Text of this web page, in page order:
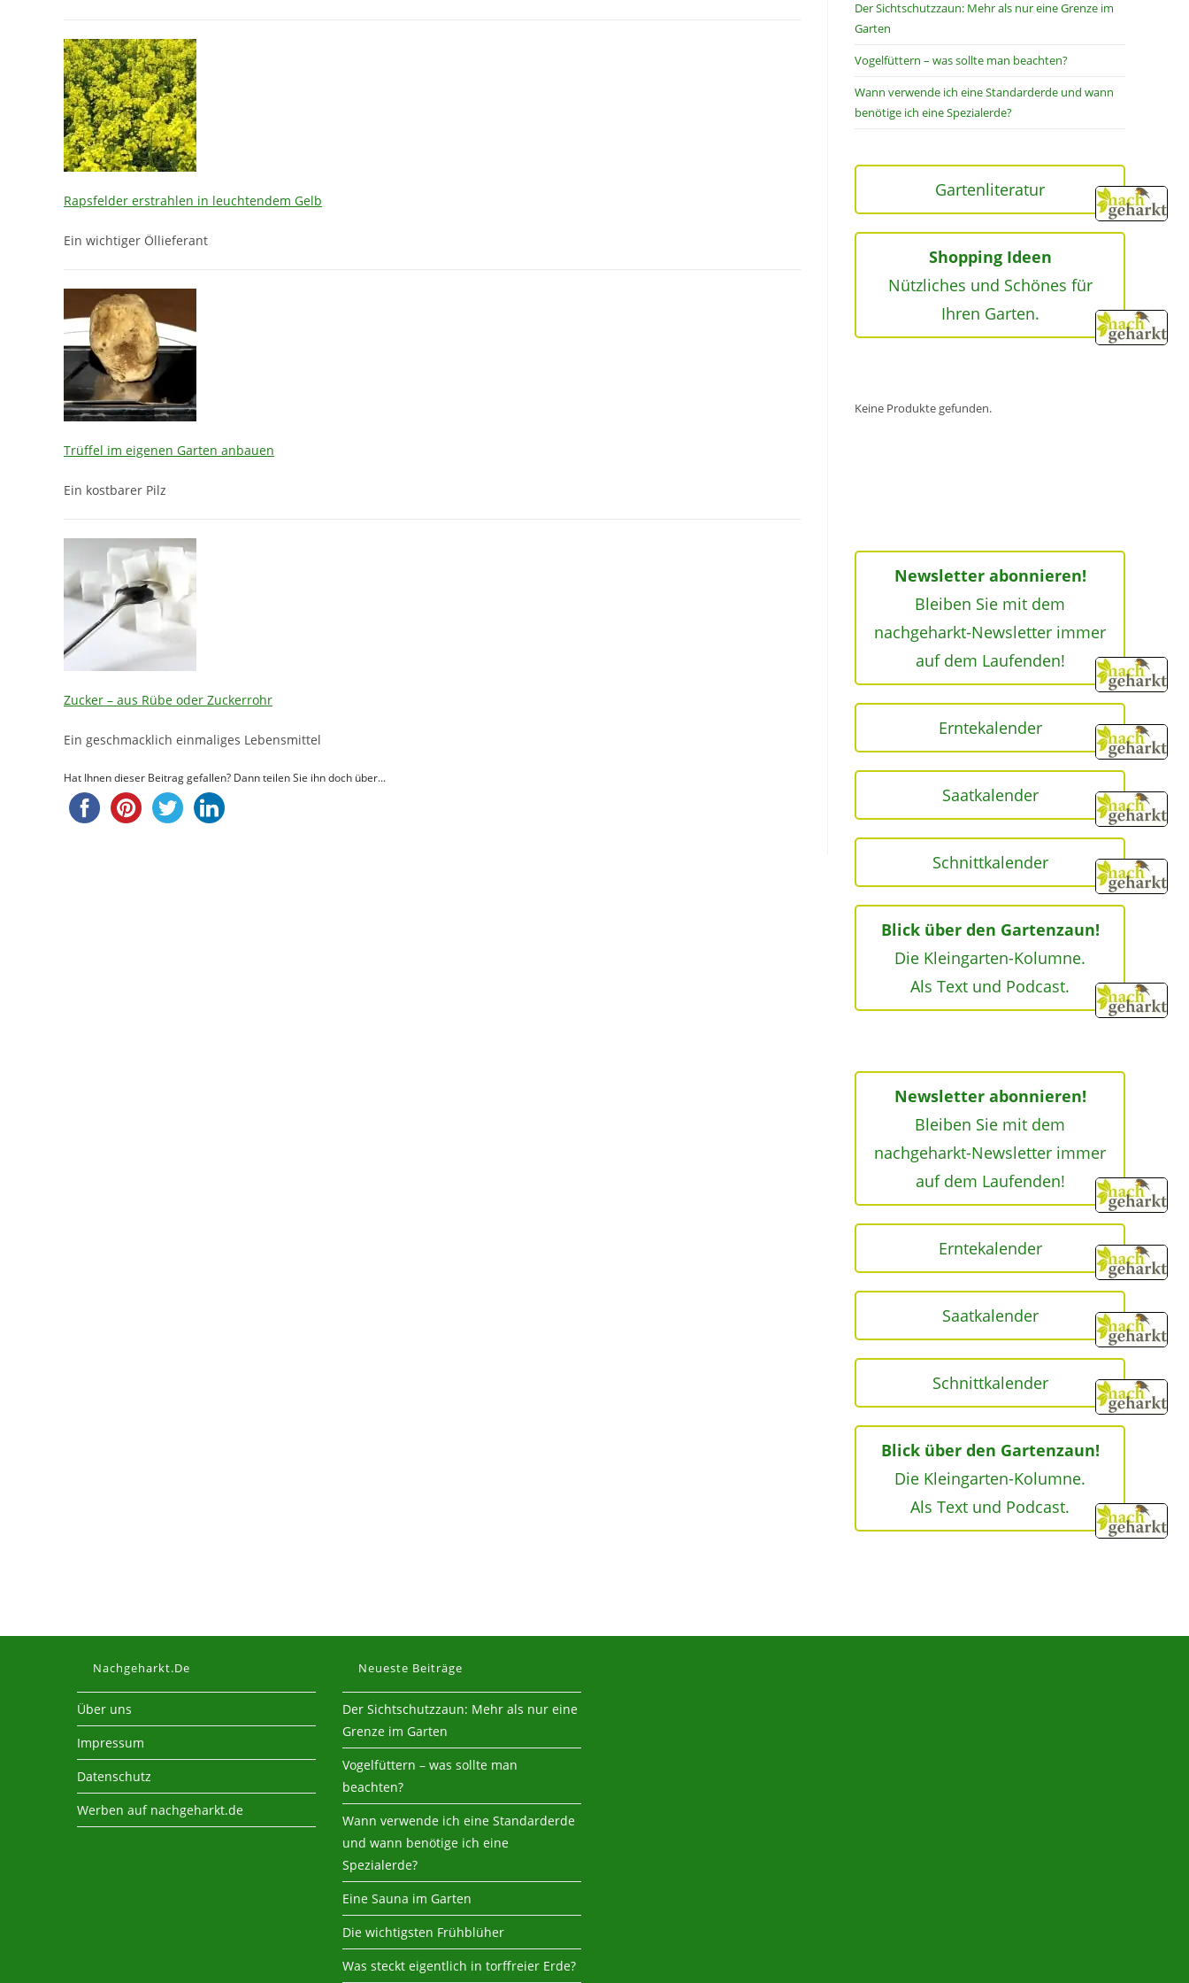
Rapsfelder erstrahlen in leuchtendem Gelb
Ein wichtiger Öllieferant
Trüffel im eigenen Garten anbauen
Ein kostbarer Pilz
Zucker – aus Rübe oder Zuckerrohr
Ein geschmacklich einmaliges Lebensmittel
Hat Ihnen dieser Beitrag gefallen? Dann teilen Sie ihn doch über...
Der Sichtschutzzaun: Mehr als nur eine Grenze im
Garten
Vogelfüttern – was sollte man beachten?
Wann verwende ich eine Standarderde und wann
benötige ich eine Spezialerde?
Gartenliteratur
Shopping Ideen
Nützliches und Schönes für
Ihren Garten.
Keine Produkte gefunden.
Newsletter abonnieren!
Bleiben Sie mit dem
nachgeharkt-Newsletter immer
auf dem Laufenden!
Erntekalender
Saatkalender
Schnittkalender
Blick über den Gartenzaun!
Die Kleingarten-Kolumne.
Als Text und Podcast.
Newsletter abonnieren!
Bleiben Sie mit dem
nachgeharkt-Newsletter immer
auf dem Laufenden!
Erntekalender
Saatkalender
Schnittkalender
Blick über den Gartenzaun!
Die Kleingarten-Kolumne.
Als Text und Podcast.
Nachgeharkt.de
Über uns
Impressum
Datenschutz
Werben auf nachgeharkt.de
Neueste Beiträge
Der Sichtschutzzaun: Mehr als nur eine
Grenze im Garten
Vogelfüttern – was sollte man
beachten?
Wann verwende ich eine Standarderde
und wann benötige ich eine
Spezialerde?
Eine Sauna im Garten
Die wichtigsten Frühblüher
Was steckt eigentlich in torffreier Erde?